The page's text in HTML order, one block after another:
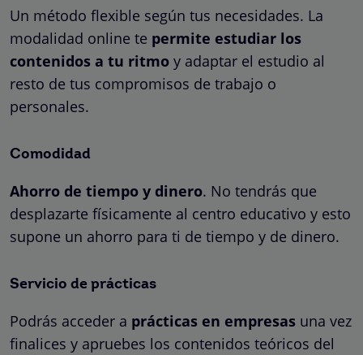
Un método flexible según tus necesidades. La
modalidad online te permite estudiar los
contenidos a tu ritmo y adaptar el estudio al
resto de tus compromisos de trabajo o
personales.
Comodidad
Ahorro de tiempo y dinero. No tendrás que
desplazarte físicamente al centro educativo y esto
supone un ahorro para ti de tiempo y de dinero.
Servicio de prácticas
Podrás acceder a prácticas en empresas una vez
finalices y apruebes los contenidos teóricos del